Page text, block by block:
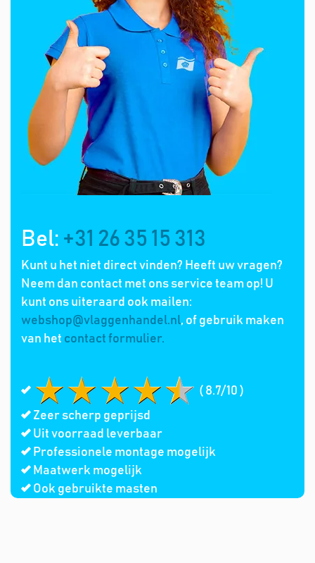
Bel: +31 26 35 15 313
Kunt u het niet direct vinden? Heeft uw vragen?
Neem dan contact met ons service team op! U
kunt ons uiteraard ook mailen:
webshop@vlaggenhandel.nl, of gebruik maken
van het contact formulier.
( 8.7/10 )
Zeer scherp geprijsd
Uit voorraad leverbaar
Professionele montage mogelijk
Maatwerk mogelijk
Ook gebruikte masten